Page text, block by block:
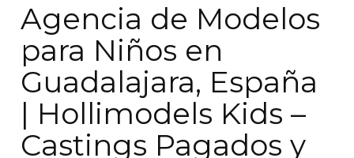
Agencia de Modelos
para Niños en
Guadalajara, España
| Hollimodels Kids –
Castings Pagados y